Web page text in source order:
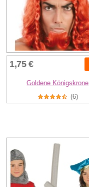
1,75 €
Goldene Königskrone
(6)